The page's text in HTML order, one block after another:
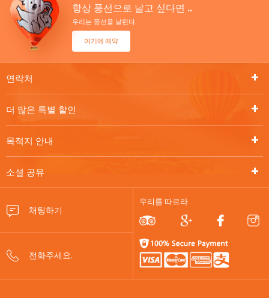
항상 풍선으로 날고 싶다면 ..
우리는 풍선을 날린다.
여기에 예약
더 많은 특별 할인
목적지 안내
소셜 공유
연락처
우리를 따르라.